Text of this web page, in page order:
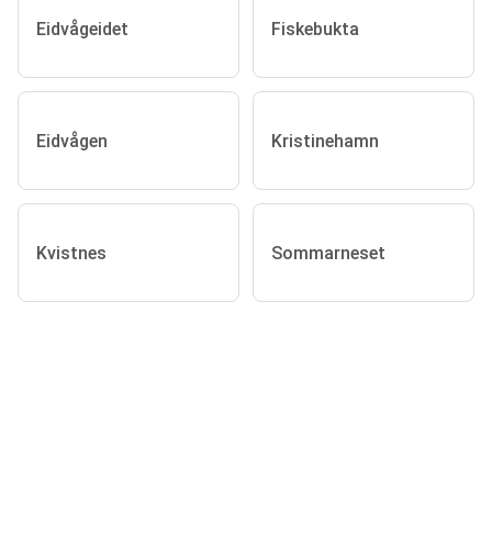
Eidvågeidet Fiskebukta
Eidvågen Kristinehamn
Kvistnes Sommarneset